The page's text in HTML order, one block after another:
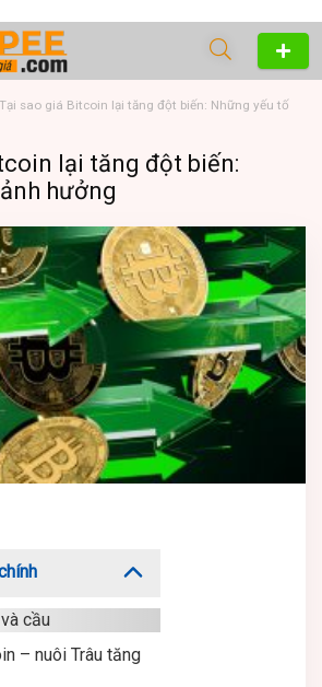
Tại sao giá Bitcoin lại tăng đột biến: Những yếu tố
lại tăng đột biến:
hưởng
cầu
– nuôi Trâu tăng